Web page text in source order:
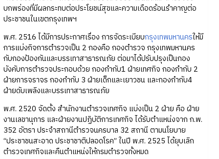
บกพร่องที่มีผลกระทบต่อประโยชน์สุขและความเดือดร้อนรำคาญต่อ
ประชาชนในเขตกรุงเทพฯ
พ.ศ. 2516 ได้มีการประกาศเรื่อง การจัดระเบียบกรุงเทพมหานครให้มี
การแบ่งกิจการตำรวจเป็น 2 กองคือ กองตำรวจ กรุงเทพมหานคร
กับกองป้องกันและบรรเทาสาธารณภัย ต่อมาได้ปรับปรุงเป็นกอง
บังคับการตำรวจประกอบด้วย กองกำกับ1 ฝ่ายเทศกิจ กองกำกับ 2
ฝ่ายการจราจร กองกำกับ 3 ฝ่ายเด็กและเยาวชน และกองกำกับ4
ฝ่ายดับเพลิงและบรรเทาสาธารณภัย
พ.ศ. 2520 จัดตั้ง สำนักงานตำรวจเทศกิจ แบ่งเป็น 2 ฝ่าย คือ ฝ่าย
งานเลขานุการ และฝ่ายงานปฏิบัติการเทศกิจ ได้รับตำแหน่งจาก ก.พ.
352 อัตรา ประจำสถานีตำรวจนครบาล 32 สถานี ตามนโยบาย
“ประชาชนสะอาด ประชาชาติปลอดโรค” ในปี พ.ศ. 2525 ได้ยุบเลิก
ตำรวจเทศกิจและคืนตำแหน่งให้กรมตำรวจทั้งหมด